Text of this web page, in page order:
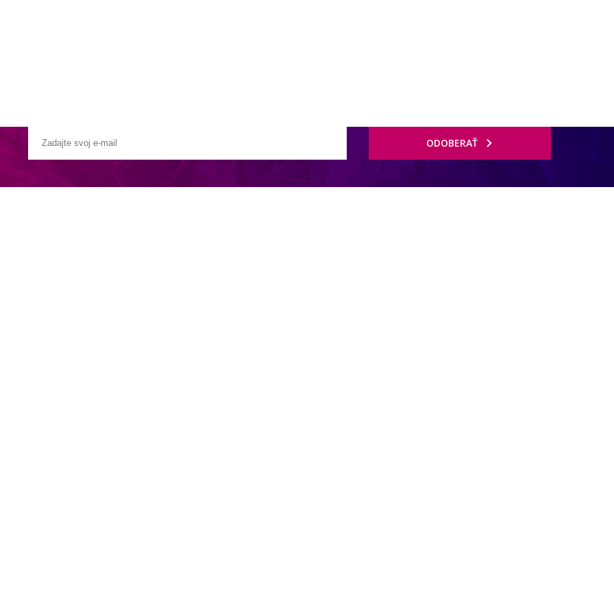
v atole Lhaviyani. Ostrov má rozlohu približne 800 x 200 metrov a ponúka úchvatné piesočnaté pláže a priezračne čisté vody.
reštaurácie (morské plody/grilované špeciality, teppanyaki), 2 bary, posilňovňa, detský klub, SPA, centrum vodných športov,
vybavenie)
zadarmo.
v hlavnej bufetovej reštaurácii Octopus
ODOBERAŤ